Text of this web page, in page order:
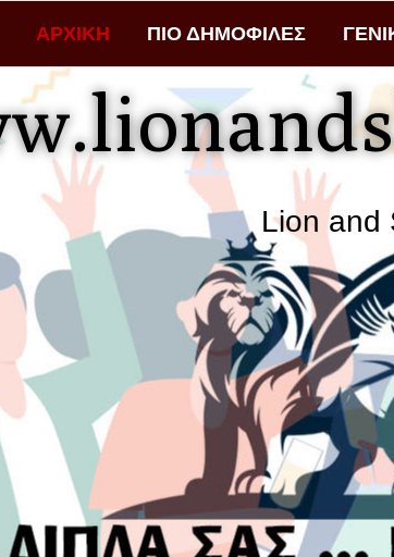
ΑΡΧΙΚΗ ΠΙΟ ΔΗΜΟΦΙΛΕΣ
Lion and Shark κάθε